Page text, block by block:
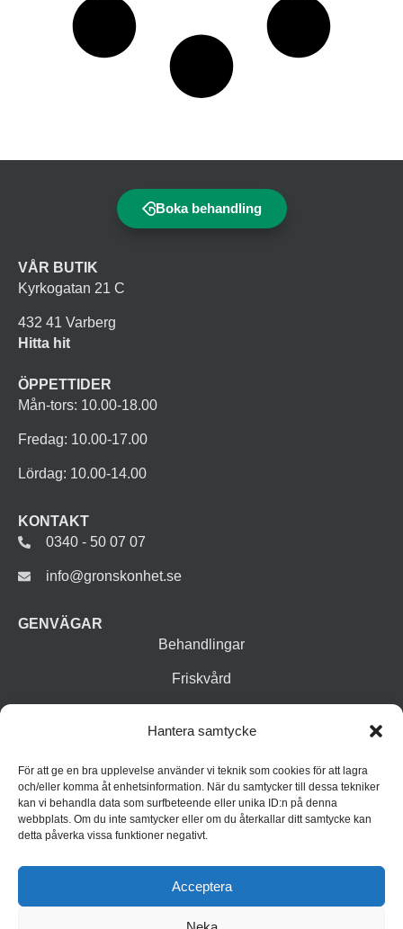
Hantera samtycke
För att ge en bra upplevelse använder vi teknik som cookies för att lagra
och/eller komma åt enhetsinformation. När du samtycker till dessa tekniker
kan vi behandla data som surfbeteende eller unika ID:n på denna
webbplats. Om du inte samtycker eller om du återkallar ditt samtycke kan
detta påverka vissa funktioner negativt.
Acceptera
Boka behandling
VÅR BUTIK
Kyrkogatan 21 C
432 41 Varberg
Hitta hit
ÖPPETTIDER
Mån-tors: 10.00-18.00
Fredag: 10.00-17.00
Lördag: 10.00-14.00
KONTAKT
0340 - 50 07 07
info@gronskonhet.se
GENVÄGAR
Behandlingar
Friskvård
Inspiration